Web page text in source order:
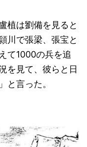
植は劉備を見ると
川で張梁、張宝と
て1000の兵を追
を見て、彼らと日
と言った。